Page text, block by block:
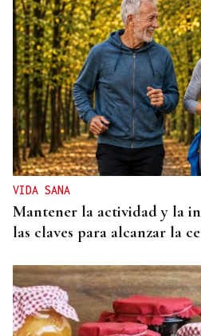
VIDA SANA
Mantener la actividad y la
las claves para alcanzar la